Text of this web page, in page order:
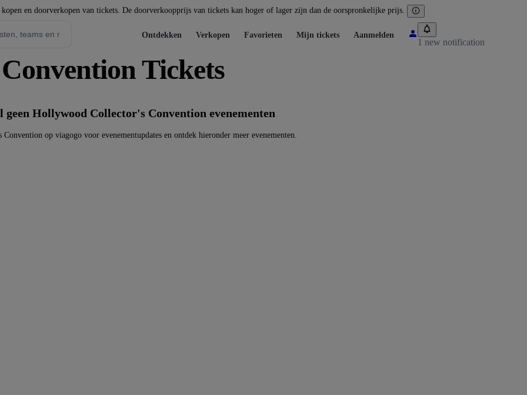
en doorverkopen van tickets. De doorverkoopprijs van tickets kan hoger of lager zijn dan de oorspronkelijke prijs.
Ontdekken Verkopen Favorieten Mijn tickets Aanmelden
1 new notification
Tickets
Hollywood Collector's Convention evenementen
op viagogo voor evenementupdates en ontdek hieronder meer evenementen.